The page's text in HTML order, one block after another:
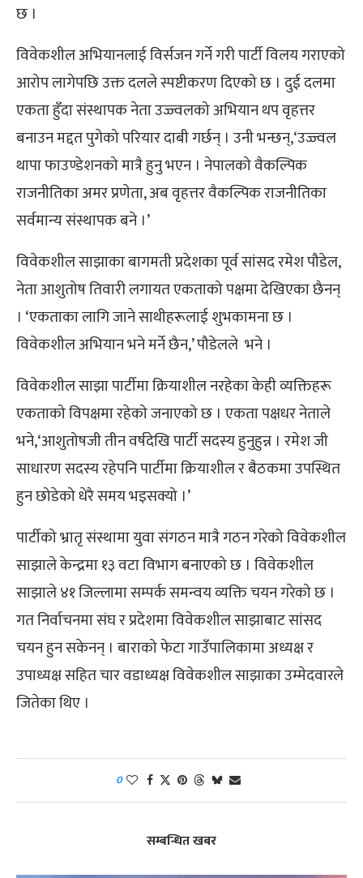
छ ।
विवेकशील अभियानलाई विर्सजन गर्ने गरी पार्टी विलय गराएको
आरोप लागेपछि उक्त दलले स्पष्टीकरण दिएको छ । दुई दलमा
एकता हुँदा संस्थापक नेता उज्ज्वलको अभियान थप वृहत्तर
बनाउन मद्दत पुगेको परियार दाबी गर्छन् । उनी भन्छन्,‘उज्ज्वल
थापा फाउण्डेशनको मात्रै हुनु भएन । नेपालको वैकल्पिक
राजनीतिका अमर प्रणेता, अब वृहत्तर वैकल्पिक राजनीतिका
सर्वमान्य संस्थापक बने ।’
विवेकशील साझाका बागमती प्रदेशका पूर्व सांसद रमेश पौडेल,
नेता आशुतोष तिवारी लगायत एकताको पक्षमा देखिएका छैनन्
। ‘एकताका लागि जाने साथीहरूलाई शुभकामना छ ।
विवेकशील अभियान भने मर्ने छैन,’ पौडेलले भने ।
विवेकशील साझा पार्टीमा क्रियाशील नरहेका केही व्यक्तिहरू
एकताको विपक्षमा रहेको जनाएको छ । एकता पक्षधर नेताले
भने,‘आशुतोषजी तीन वर्षदेखि पार्टी सदस्य हुनुहुन्न । रमेश जी
साधारण सदस्य रहेपनि पार्टीमा क्रियाशील र बैठकमा उपस्थित
हुन छोडेको धेरै समय भइसक्यो ।’
पार्टीको भ्रातृ संस्थामा युवा संगठन मात्रै गठन गरेको विवेकशील
साझाले केन्द्रमा १३ वटा विभाग बनाएको छ । विवेकशील
साझाले ४१ जिल्लामा सम्पर्क समन्वय व्यक्ति चयन गरेको छ ।
गत निर्वाचनमा संघ र प्रदेशमा विवेकशील साझाबाट सांसद
चयन हुन सकेनन् । बाराको फेटा गाउँपालिकामा अध्यक्ष र
उपाध्यक्ष सहित चार वडाध्यक्ष विवेकशील साझाका उम्मेदवारले
जितेका थिए ।
0
सम्बन्धित खबर